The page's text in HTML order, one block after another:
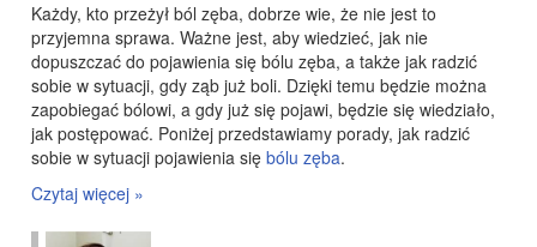
Każdy, kto przeżył ból zęba, dobrze wie, że nie jest to
przyjemna sprawa. Ważne jest, aby wiedzieć, jak nie
dopuszczać do pojawienia się bólu zęba, a także jak radzić
sobie w sytuacji, gdy ząb już boli. Dzięki temu będzie można
zapobiegać bólowi, a gdy już się pojawi, będzie się wiedziało,
jak postępować. Poniżej przedstawiamy porady, jak radzić
sobie w sytuacji pojawienia się bólu zęba.
Czytaj więcej »